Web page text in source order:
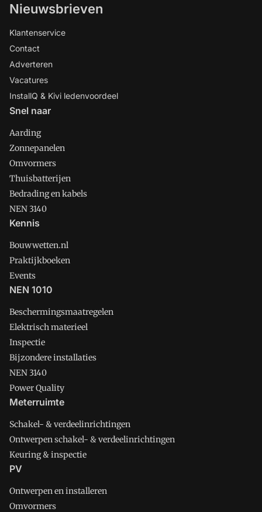
Nieuwsbrieven
Klantenservice
Contact
Adverteren
Vacatures
InstallQ & Kivi ledenvoordeel
Snel naar
Aarding
Zonnepanelen
Omvormers
Thuisbatterijen
Bedrading en kabels
NEN 3140
Kennis
Bouwwetten.nl
Praktijkboeken
Events
NEN 1010
Beschermingsmaatregelen
Elektrisch materieel
Inspectie
Bijzondere installaties
NEN 3140
Power Quality
Meterruimte
Schakel- & verdeelinrichtingen
Ontwerpen schakel- & verdeelinrichtingen
Keuring & inspectie
PV
Ontwerpen en installeren
Omvormers